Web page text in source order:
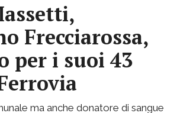
Frecciarossa,
per i suoi 43
ma anche donatore di sangue